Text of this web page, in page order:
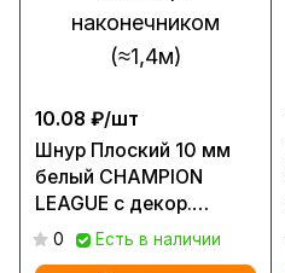
10.08 ₽/шт
Шнур Плоский 10 мм
белый CHAMPION
LEAGUE с декор.
наконечником (≈1,4м)
0 Есть в наличии